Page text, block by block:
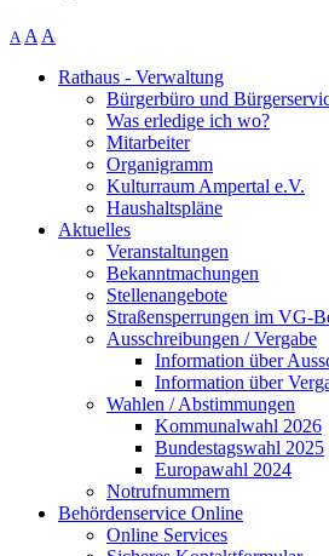
A A A
Rathaus - Verwaltung
Bürgerbüro und
Was erledige ich wo?
Mitarbeiter
Organigramm
Kulturraum Ampertal e.V.
Haushaltspläne
Aktuelles
Veranstaltungen
Bekanntmachungen
Stellenangebote
Straßensperrungen im VG-
Ausschreibungen / Vergabe
Information über
Information über
Wahlen / Abstimmungen
Kommunalwahl 2026
Bundestagswahl 2025
Europawahl 2024
Notrufnummern
Behördenservice Online
Online Services